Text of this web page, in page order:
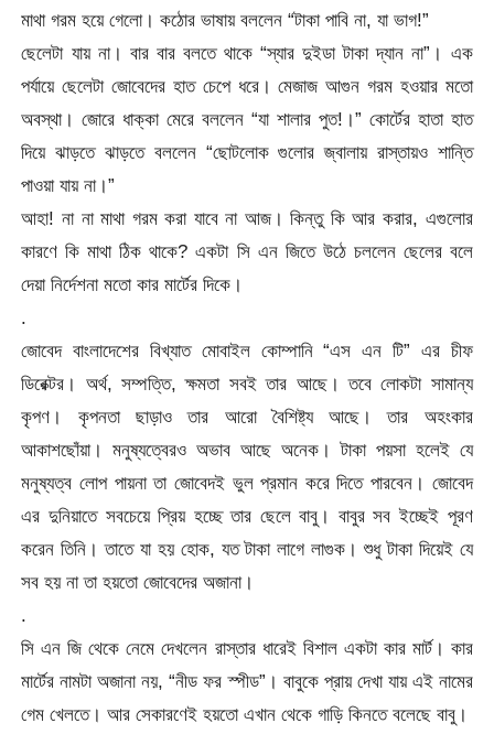
মাথা গরম হয়ে গেলো। কঠোর ভাষায় বললেন “টাকা পাবি না, যা ভাগ!”
ছেলেটা যায় না। বার বার বলতে থাকে “স্যার দুইডা টাকা দ্যান না”। এক
পর্যায়ে ছেলেটা জোবেদের হাত চেপে ধরে। মেজাজ আগুন গরম হওয়ার মতো
অবস্থা। জোরে ধাক্কা মেরে বললেন “যা শালার পুত!।” কোর্টের হাতা হাত
দিয়ে ঝাড়তে ঝাড়তে বললেন “ছোটলোক গুলোর জ্বালায় রাস্তায়ও শান্তি
পাওয়া যায় না।”
আহা! না না মাথা গরম করা যাবে না আজ। কিন্তু কি আর করার, এগুলোর
কারণে কি মাথা ঠিক থাকে? একটা সি এন জিতে উঠে চললেন ছেলের বলে
দেয়া নির্দেশনা মতো কার মার্টের দিকে।
.
জোবেদ বাংলাদেশের বিখ্যাত মোবাইল কোম্পানি “এস এন টি” এর চীফ
ডিরেক্টর। অর্থ, সম্পত্তি, ক্ষমতা সবই তার আছে। তবে লোকটা সামান্য
কৃপণ। কৃপনতা ছাড়াও তার আরো বৈশিষ্ট্য আছে। তার অহংকার
আকাশছোঁয়া। মনুষ্যত্বেরও অভাব আছে অনেক। টাকা পয়সা হলেই যে
মনুষ্যত্ব লোপ পায়না তা জোবেদই ভুল প্রমান করে দিতে পারবেন। জোবেদ
এর দুনিয়াতে সবচেয়ে প্রিয় হচ্ছে তার ছেলে বাবু। বাবুর সব ইচ্ছেই পূরণ
করেন তিনি। তাতে যা হয় হোক, যত টাকা লাগে লাগুক। শুধু টাকা দিয়েই যে
সব হয় না তা হয়তো জোবেদের অজানা।
.
সি এন জি থেকে নেমে দেখলেন রাস্তার ধারেই বিশাল একটা কার মার্ট। কার
মার্টের নামটা অজানা নয়, “নীড ফর স্পীড”। বাবুকে প্রায় দেখা যায় এই নামের
গেম খেলতে। আর সেকারণেই হয়তো এখান থেকে গাড়ি কিনতে বলেছে বাবু।